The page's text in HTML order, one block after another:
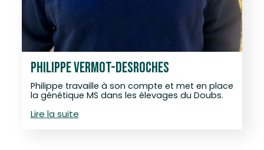
PHILIPPE VERMOT-DESROCHES
Philippe travaille à son compte et met en place
la génétique MS dans les élevages du Doubs.
Lire la suite